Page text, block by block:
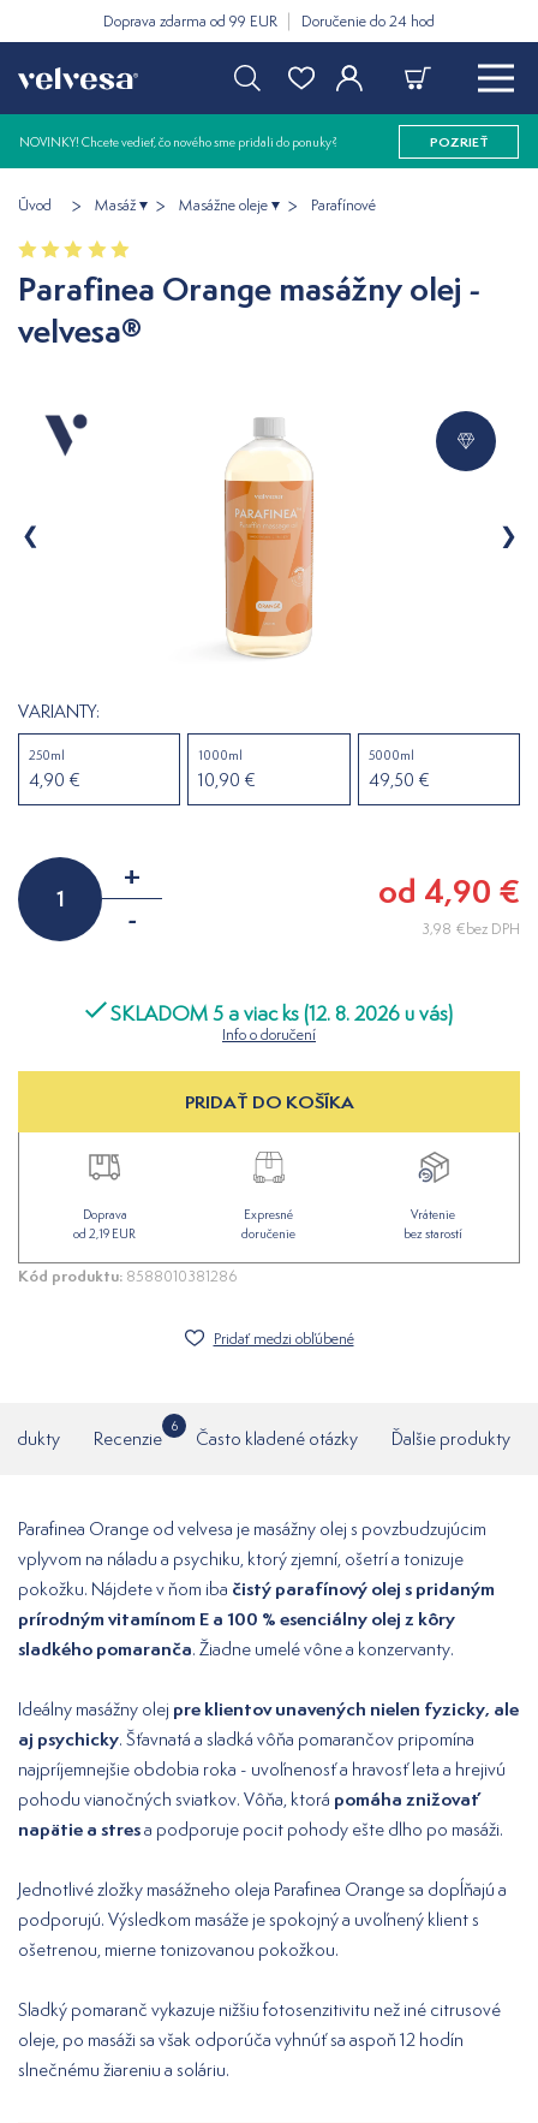
Doprava zdarma od 99 EUR Doručenie do 24 hod
NOVINKY! Chcete vedieť, čo nového sme pridali do ponuky? POZRIEŤ
Úvod Masáž Masážne oleje Parafínové
Parafinea Orange masážny olej -
velvesa®
VARIANTY:
250ml
4,90 €
1000ml
10,90 €
5000ml
49,50 €
+
-
od 4,90 €
3,98 €bez DPH
SKLADOM 5 a viac ks (12. 8. 2026 u vás)
Info o doručení
PRIDAŤ DO KOŠÍKA
Doprava
od 2,19 EUR
Expresné
doručenie
Vrátenie
bez starostí
Kód produktu: 8588010381286
Pridať medzi obľúbené
Recenzie
6
Často kladené otázky Ďalšie produkty
Parafinea Orange od velvesa je masážny olej s povzbudzujúcim
vplyvom na náladu a psychiku, ktorý zjemní, ošetrí a tonizuje
pokožku. Nájdete v ňom iba čistý parafínový olej s pridaným
prírodným vitamínom E a 100 % esenciálny olej z kôry
sladkého pomaranča. Žiadne umelé vône a konzervanty.
Ideálny masážny olej pre klientov unavených nielen fyzicky, ale
aj psychicky. Šťavnatá a sladká vôňa pomarančov pripomína
najpríjemnejšie obdobia roka - uvoľnenosť a hravosť leta a hrejivú
pohodu vianočných sviatkov. Vôňa, ktorá pomáha znižovať
napätie a stresa podporuje pocit pohody ešte dlho po masáži.
Jednotlivé zložky masážneho oleja Parafinea Orange sa dopĺňajú a
podporujú. Výsledkom masáže je spokojný a uvoľnený klient s
ošetrenou, mierne tonizovanou pokožkou.
Sladký pomaranč vykazuje nižšiu fotosenzitivitu než iné citrusové
oleje, po masáži sa však odporúča vyhnúť sa aspoň 12 hodín
slnečnému žiareniu a soláriu.